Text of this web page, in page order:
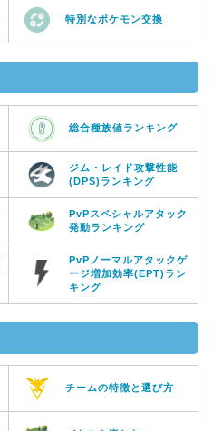
特別なポケモン交換
総合種族値ランキング
ジム・レイド攻撃性能
(DPS)ランキング
PvPスペシャルアタック
発動ランキング
PvPノーマルアタックゲ
ージ増加効率(EPT)ラン
キング
チームの特徴と選び方